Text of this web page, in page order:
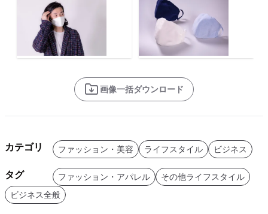
画像一括ダウンロード
カテゴリ ファッション・美容 ライフスタイル ビジネス
タグ ファッション・アパレル
その他ライフスタイル
ビジネス全般